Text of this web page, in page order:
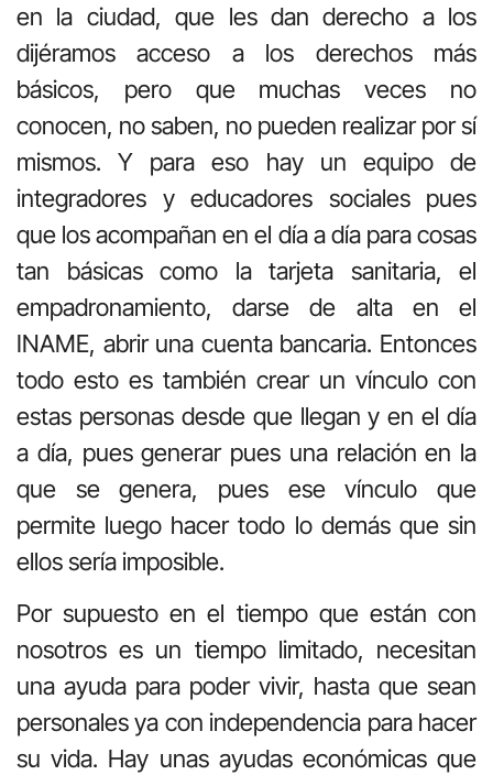
en la ciudad, que les dan derecho a los
dijéramos acceso a los derechos más
básicos, pero que muchas veces no
conocen, no saben, no pueden realizar por sí
mismos. Y para eso hay un equipo de
integradores y educadores sociales pues
que los acompañan en el día a día para cosas
tan básicas como la tarjeta sanitaria, el
empadronamiento, darse de alta en el
INAME, abrir una cuenta bancaria. Entonces
todo esto es también crear un vínculo con
estas personas desde que llegan y en el día
a día, pues generar pues una relación en la
que se genera, pues ese vínculo que
permite luego hacer todo lo demás que sin
ellos sería imposible.
Por supuesto en el tiempo que están con
nosotros es un tiempo limitado, necesitan
una ayuda para poder vivir, hasta que sean
personales ya con independencia para hacer
su vida. Hay unas ayudas económicas que